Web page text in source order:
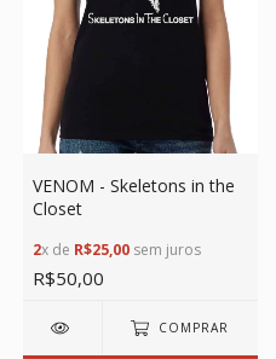
VENOM - Skeletons in the
Closet
2x de R$25,00 sem juros
R$50,00
COMPRAR